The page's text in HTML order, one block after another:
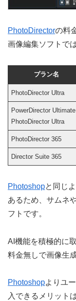
PhotoDirectorの料
画像編集ソフトで
プラン名
PhotoDirector Ultra
PowerDirector
PhotoDirector Ultra
PhotoDirector 365
Director Suite 365
Photoshopと同じ
あるため、サムネ
フトです。
AI機能を積極的に
料金無しで画像生
Photoshopよりユ
入できるメリット